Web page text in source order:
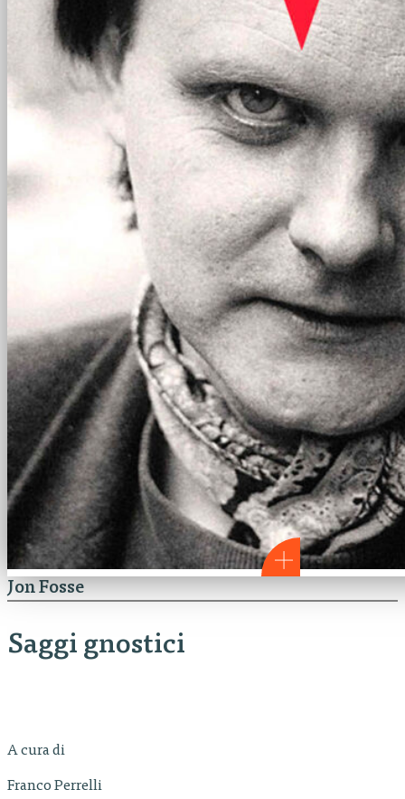
Jon Fosse
Saggi gnostici
A cura di
Franco Perrelli